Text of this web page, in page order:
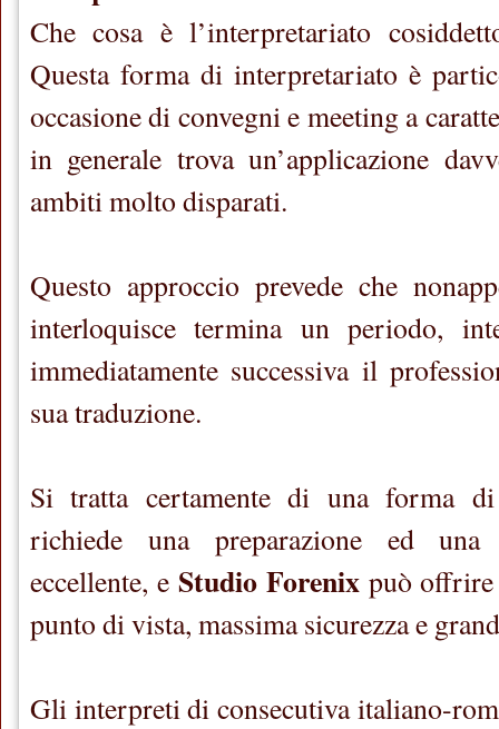
Che cosa è l’interpretariato
Questa forma di interpretariato è
occasione di convegni e meeting a
in generale trova un’applicazione
ambiti molto disparati.
Questo approccio prevede che
interloquisce termina un periodo,
immediatamente successiva il
sua traduzione.
Si tratta certamente di una forma
richiede una preparazione ed una
eccellente, e Studio Forenixpuò offrire
punto di vista, massima sicurezza e
Gli interpreti di consecutiva italiano-